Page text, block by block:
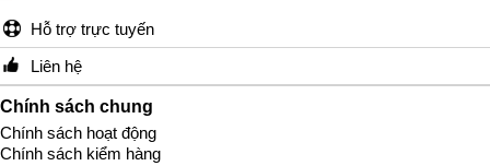
Hỗ trợ trực tuyến
Liên hệ
Chính sách chung
Chính sách hoạt động
Chính sách kiểm hàng